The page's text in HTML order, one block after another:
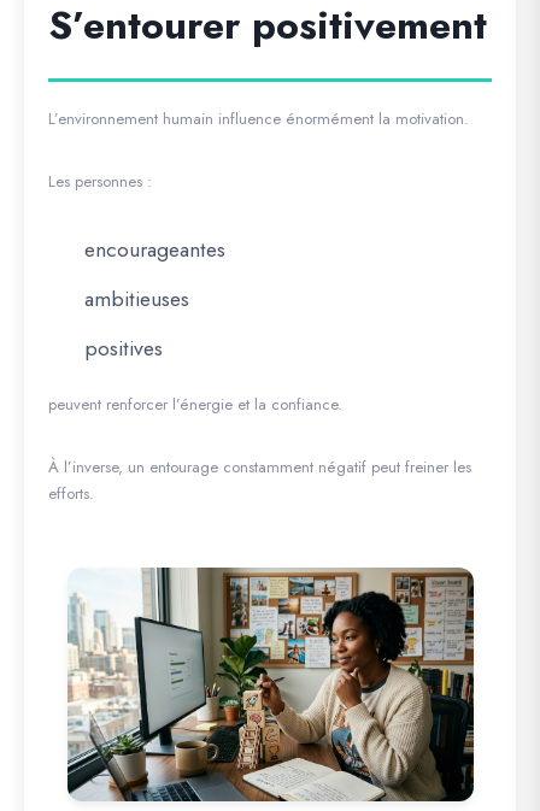
S’entourer positivement
L’environnement humain influence énormément la motivation.
Les personnes :
encourageantes
ambitieuses
positives
peuvent renforcer l’énergie et la confiance.
À l’inverse, un entourage constamment négatif peut freiner les
efforts.